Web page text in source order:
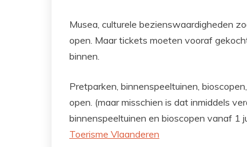
Musea, culturele bezienswaardigheden
open. Maar tickets moeten vooraf
binnen.
Pretparken, binnenspeeltuinen,
open. (maar misschien is dat inmiddels
binnenspeeltuinen en bioscopen vanaf 1
Toerisme Vlaanderen